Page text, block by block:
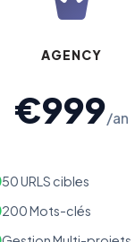
AGENCY
€999/an
50 URLS cibles
200 Mots-clés